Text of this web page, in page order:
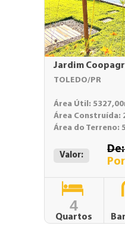
Jardim
TOLEDO/PR
Área Útil:
Área Construída:
Área do Terreno:
Valor:
4
Quartos